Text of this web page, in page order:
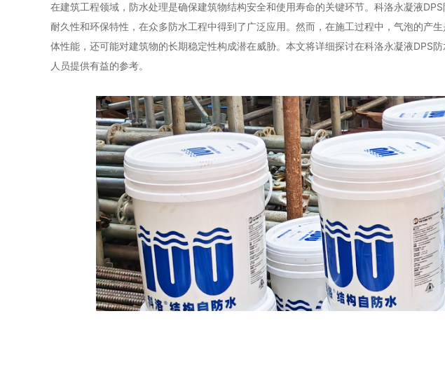
在建筑工程领域，防水处理是确保建筑物结构安全和使用寿命的关键环节。科洛永凝液
耐久性和环保特性，在众多防水工程中得到了广泛应用。然而，在施工过程中，气泡的产
体性能，还可能对建筑物的长期稳定性构成潜在威胁。本文将详细探讨在科洛永凝液DPS
人员提供有益的参考。